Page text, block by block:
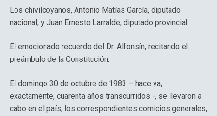
Los chivilcoyanos, Antonio Matías García, diputado
nacional, y Juan Ernesto Larralde, diputado provincial.
El emocionado recuerdo del Dr. Alfonsín, recitando el
preámbulo de la Constitución.
El domingo 30 de octubre de 1983 – hace ya,
exactamente, cuarenta años transcurridos -, se llevaron a
cabo en el país, los correspondientes comicios generales,